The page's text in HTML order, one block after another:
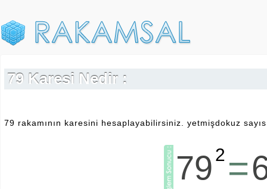
79 Karesi Nedir :
79 rakamının karesini hesaplayabilirsiniz. yetmişdokuz
79 2 =